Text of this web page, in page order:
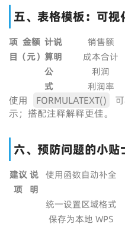
五、表格模板：可
项
目
金额
（元）
计
算
公
式
说
明
销售额
成本合计
利润
利润率
使用 FORMULATEXT()
示；搭配注释解释更佳。
六、预防问题的小贴
建议
项
说
明
使用函数自动补全
统一设置区域格式
保存为本地 WPS